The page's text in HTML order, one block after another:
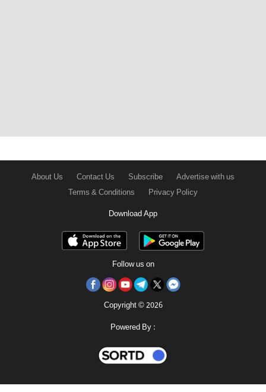
About Us Contact Us Subscribe
Advertise with us
Terms & Conditions
Privacy Policy
Download App
Follow us on
Copyright © 2026
Powered By :